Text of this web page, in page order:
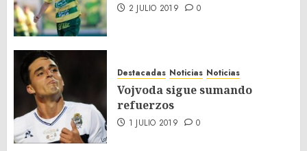
2 JULIO 2019 0
Destacadas Noticias Noticias
Vojvoda sigue sumando
refuerzos
1 JULIO 2019 0